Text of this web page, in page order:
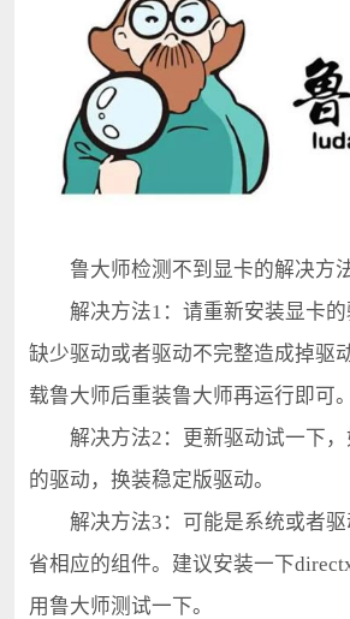
鲁大师检测不到显卡的解决方法
解决方法1：请重新安装显卡的
缺少驱动或者驱动不完整造成掉驱
载鲁大师后重装鲁大师再运行即可。
解决方法2：更新驱动试一下，
的驱动，换装稳定版驱动。
解决方法3：可能是系统或者驱
省相应的组件。建议安装一下
用鲁大师测试一下。